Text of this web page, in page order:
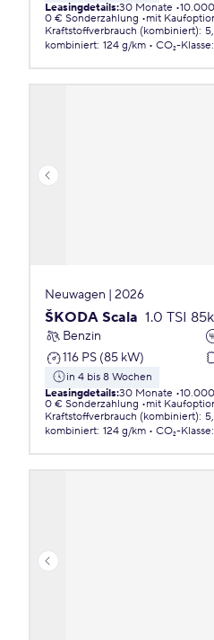
Leasingdetails:30 Monate
0 € Sonderzahlung
mit
Kraftstoffverbrauch (kombiniert):
kombiniert: 124 g/km CO₂-Klasse:
Neuwagen | 2026
ŠKODA Scala 1.0 TSI
Benzin
116 PS (85 kW)
in 4 bis 8 Wochen
Leasingdetails:30 Monate
0 € Sonderzahlung
mit
Kraftstoffverbrauch (kombiniert):
kombiniert: 124 g/km CO₂-Klasse: